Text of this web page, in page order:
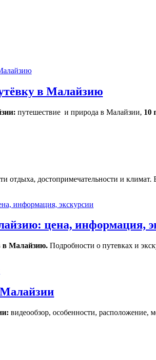
в Малайзию
путешествие и природа в Малайзии, 10
отдыха, достопримечательности и
цена, информация,
в Малайзию. Подробности о путевках и
видеообзор, особенности, расположение,